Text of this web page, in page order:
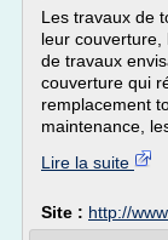
Les travaux de
leur couverture,
de travaux
couverture qui
remplacement
maintenance,
Lire la suite
Site : http://